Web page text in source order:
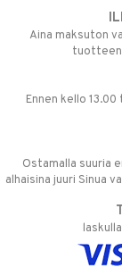
Aina maksuton
tuotteen
Ennen kello
Ostamalla suuria
alhaisina juuri Sinua